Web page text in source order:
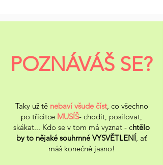
POZNÁVÁŠ SE?
Taky už tě nebaví všude číst, co všechno
po třicítce MUSÍŠ- chodit, posilovat,
skákat... Kdo se v tom má vyznat - chtělo
by to nějaké souhrnné VYSVĚTLENÍ, ať
máš konečně jasno!